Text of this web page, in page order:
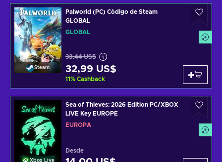
Steam
Palworld (PC) Código de Steam
GLOBAL
GLOBAL
33,44 US$
32,99 US$
11% Cashback
Xbox Live
Sea of Thieves: 2026 Edition PC/XBOX
LIVE Key EUROPE
EUROPA
Desde